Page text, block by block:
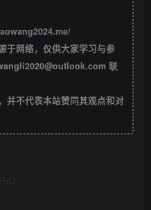
于网络，仅供大家学习与参
联
并不代表本站赞同其观点和对